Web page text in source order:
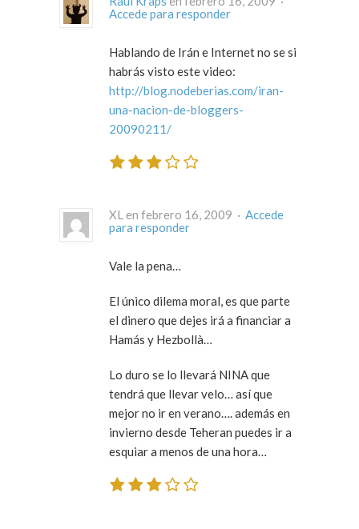
Accede para responder
Hablando de Irán e Internet no se si
habrás visto este video:
http://blog.nodeberias.com/iran-
una-nacion-de-bloggers-
20090211/
XL en febrero 16, 2009 · Accede
para responder
Vale la pena…
El único dilema moral, es que parte
el dinero que dejes irá a financiar a
Hamás y Hezbollà…
Lo duro se lo llevará NINA que
tendrá que llevar velo… así que
mejor no ir en verano…. además en
invierno desde Teheran puedes ir a
esquiar a menos de una hora…